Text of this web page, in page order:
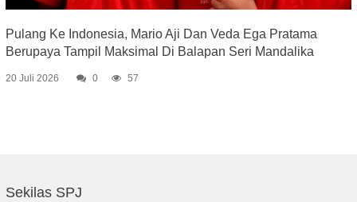
Pulang Ke Indonesia, Mario Aji Dan Veda Ega Pratama
Berupaya Tampil Maksimal Di Balapan Seri Mandalika
20 Juli 2026 0 57
Sekilas SPJ